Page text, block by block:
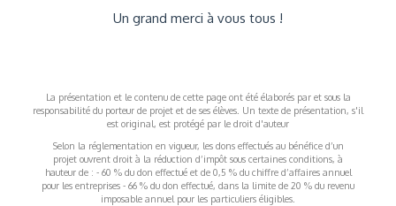
Un grand merci à vous tous !
La présentation et le contenu de cette page ont été élaborés par et sous la
responsabilité du porteur de projet et de ses élèves. Un texte de présentation, s'il
est original, est protégé par le droit d'auteur
Selon la réglementation en vigueur, les dons effectués au bénéfice d’un
projet ouvrent droit à la réduction d’impôt sous certaines conditions, à
hauteur de : - 60 % du don effectué et de 0,5 % du chiffre d’affaires annuel
pour les entreprises - 66 % du don effectué, dans la limite de 20 % du revenu
imposable annuel pour les particuliers éligibles.